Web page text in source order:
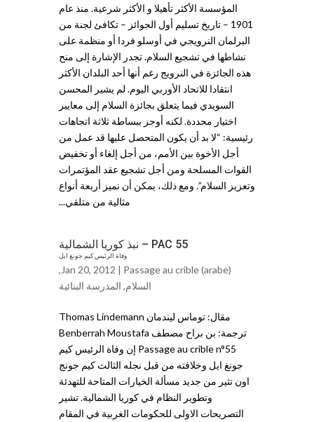
المؤسسة الأكثر تأهيلا و الأكثر شرعية. منذ عام
1901 – تاريخ تسليم أول الجوائز – تكافئ لجنة من
البرلمان النرويجي في أوسلو فردا أو منظمة على
نشاطها في تشجيع السلام. تجدر الإشارة إلى منح
هذه الجائزة في النرويج رغم أنها أحد البلدان الأكثر
انتقادا للاتحاد الأوربي اليوم. لم يشير المحسن
السويدي فيما يتعلق بجائزة السلام إلى معايير
اختيار محددة. لكنه أوجز ببساطة ثلاثة اتجاهات
رئيسية: “لا بد أن يكون المتحصل عليها قد عمل من
أجل الأخوة بين الأمم، من أجل إلغاء أو تخفيض
القوات المسلحة ومن أجل تشجيع عقد المؤتمرات
وتعزيز السلام”. ومع ذلك، يمكن أن نميز أربعة أنواع
مثالية من متلقي...
PAC 55 – نبذ كوريا الشمالية
وفاة الرئيس كيم جونغ ايل
Jan 20, 2012 | Passage au crible (arabe)
,
السلام, المدرسة البنائية
مقال: توماس ليندمان Thomas Lindemann
ترجمة: بن براح مصطف Benberrah Moustafa
Passage au crible n°55 إن وفاة الرئيس كيم
جونغ ايل وخلافته من قبل نجله الثالث كيم جونج
اون تثير من جديد مسألة الخيارات المتاحة للتهدئة
وتطوير النظام في كوريا الشمالية. تشير
التصريحات الاولى للحكومات الغربية في المقام